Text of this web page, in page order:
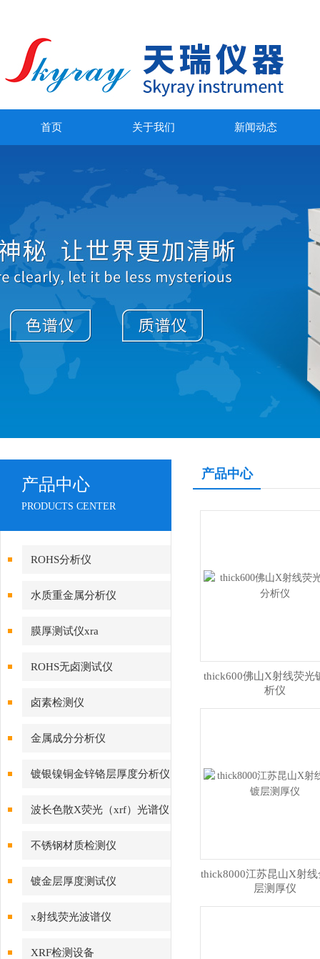
首页 关于我们 新闻动态
产品中心
PRODUCTS CENTER
ROHS分析仪
水质重金属分析仪
膜厚测试仪xra
ROHS无卤测试仪
卤素检测仪
金属成分分析仪
镀银镍铜金锌铬层厚度分析仪
波长色散X荧光（xrf）光谱仪
不锈钢材质检测仪
镀金层厚度测试仪
x射线荧光波谱仪
XRF检测设备
产品中心
thick600佛山X射线荧光
析仪
thick8000江苏昆山X射线
层测厚仪